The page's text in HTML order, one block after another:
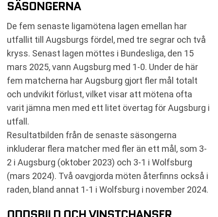
SÄSONGERNA
De fem senaste ligamötena lagen emellan har
utfallit till Augsburgs fördel, med tre segrar och två
kryss. Senast lagen möttes i Bundesliga, den 15
mars 2025, vann Augsburg med 1-0. Under de här
fem matcherna har Augsburg gjort fler mål totalt
och undvikit förlust, vilket visar att mötena ofta
varit jämna men med ett litet övertag för Augsburg i
utfall.
Resultatbilden från de senaste säsongerna
inkluderar flera matcher med fler än ett mål, som 3-
2 i Augsburg (oktober 2023) och 3-1 i Wolfsburg
(mars 2024). Två oavgjorda möten återfinns också i
raden, bland annat 1-1 i Wolfsburg i november 2024.